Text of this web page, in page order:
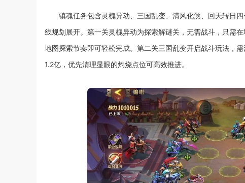
镇魂任务包含灵槐异动、三国乱变、清风化煞、回天转日
线规划展开。第一关灵槐异动为探索解谜关，无需战斗，只需
地图探索节奏即可轻松完成。第二关三国乱变开启战斗玩法，
1.2亿，优先清理显眼的灼烧点位可高效推进。